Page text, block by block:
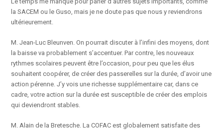
la SACEM ou le Guso, mais je ne doute pas que nous y reviendrons
ultérieurement.
M. Jean-Luc Bleunven. On pourrait discuter à l’infini des moyens, dont
la baisse va probablement s’accentuer. Par contre, les nouveaux
rythmes scolaires peuvent être l’occasion, pour peu que les élus
souhaitent coopérer, de créer des passerelles sur la durée, d’avoir une
action pérenne. J’y vois une richesse supplémentaire car, dans ce
cadre, votre action sur la durée est susceptible de créer des emplois
qui deviendront stables.
M. Alain de la Bretesche. La COFAC est globalement satisfaite des